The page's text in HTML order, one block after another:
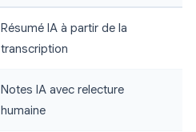
Résumé IA à partir de la
transcription
Notes IA avec relecture
humaine